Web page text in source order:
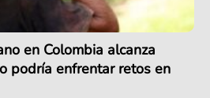
en Colombia alcanza
podría enfrentar retos en